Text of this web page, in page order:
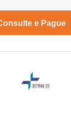
e Pague